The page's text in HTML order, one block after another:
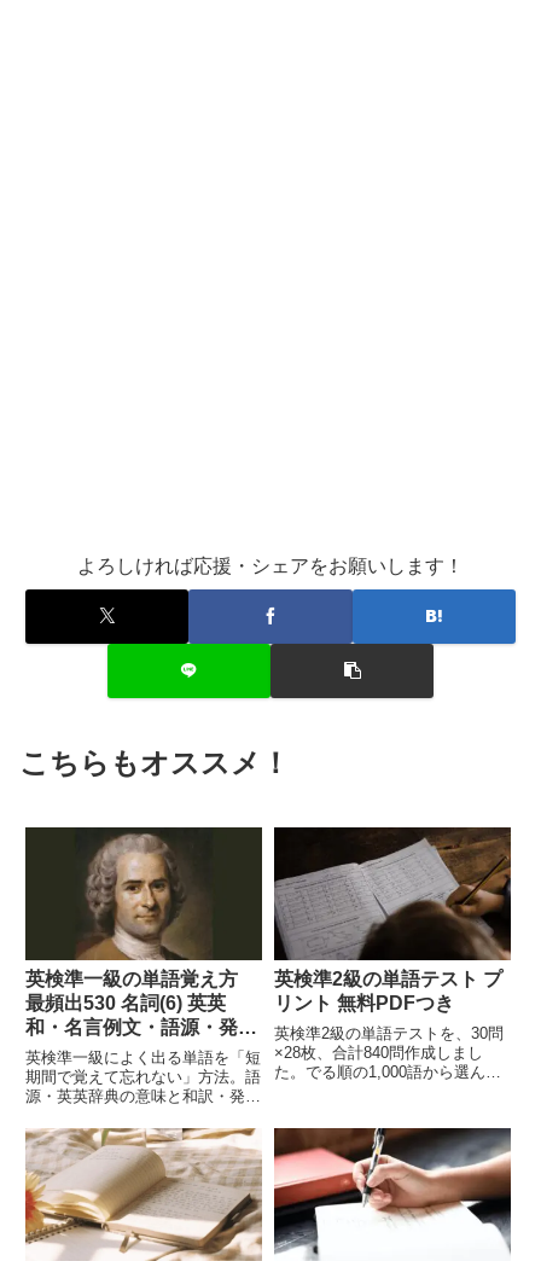
よろしければ応援・シェアをお願いします！
こちらもオススメ！
英検準一級の単語覚え方
最頻出530 名詞(6) 英英
和・名言例文・語源・発音
mp3無料公開
英検準一級によく出る単語を「短
期間で覚えて忘れない」方法。語
源・英英辞典の意味と和訳・発音
格後も単語を覚えやすくなりま
す。第22回は existence,
strategy, participation, architect,
ancestor, spot などの名詞です。
英検準2級の単語テスト プ
リント 無料PDFつき
英検準2級の単語テストを、30問
×28枚、合計840問作成しまし
た。でる順の1,000語から選ん